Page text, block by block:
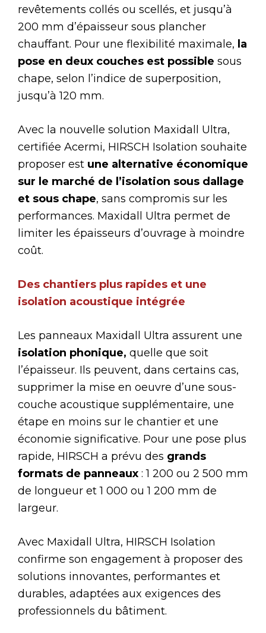
revêtements collés ou scellés, et jusqu’à
200 mm d’épaisseur sous plancher
chauffant. Pour une flexibilité maximale, la
pose en deux couches est possible sous
chape, selon l’indice de superposition,
jusqu’à 120 mm.
Avec la nouvelle solution Maxidall Ultra,
certifiée Acermi, HIRSCH Isolation souhaite
proposer est une alternative économique
sur le marché de l’isolation sous dallage
et sous chape, sans compromis sur les
performances. Maxidall Ultra permet de
limiter les épaisseurs d’ouvrage à moindre
coût.
Des chantiers plus rapides et une
isolation acoustique intégrée
Les panneaux Maxidall Ultra assurent une
isolation phonique, quelle que soit
l’épaisseur. Ils peuvent, dans certains cas,
supprimer la mise en oeuvre d’une sous-
couche acoustique supplémentaire, une
étape en moins sur le chantier et une
économie significative. Pour une pose plus
rapide, HIRSCH a prévu des grands
formats de panneaux : 1 200 ou 2 500 mm
de longueur et 1 000 ou 1 200 mm de
largeur.
Avec Maxidall Ultra, HIRSCH Isolation
confirme son engagement à proposer des
solutions innovantes, performantes et
durables, adaptées aux exigences des
professionnels du bâtiment.